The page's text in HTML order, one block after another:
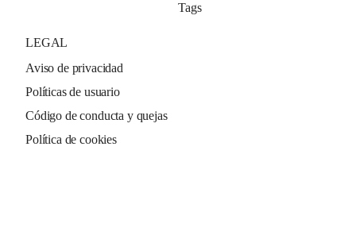
Tags
LEGAL
Aviso de privacidad
Políticas de usuario
Código de conducta y quejas
Política de cookies